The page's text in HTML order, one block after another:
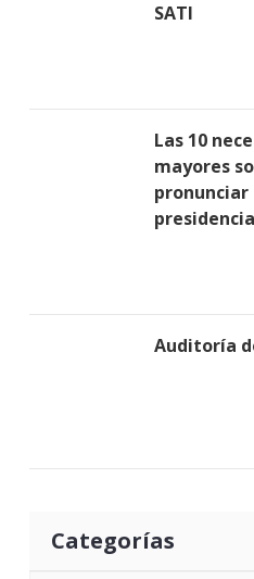
SATI
Las 10
mayores
pronunciar
Auditoría
Categorías